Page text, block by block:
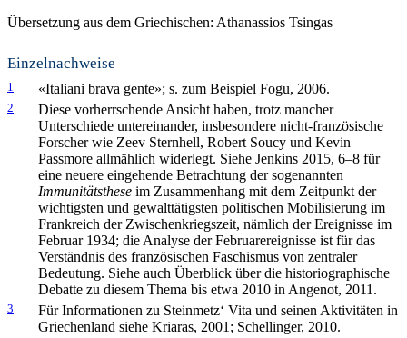
Übersetzung aus dem Griechischen: Athanassios Tsingas
Einzelnachweise
1 «Italiani brava gente»; s. zum Beispiel Fogu, 2006.
2
Diese vorherrschende Ansicht haben, trotz mancher
Unterschiede untereinander, insbesondere nicht-französische
Forscher wie Zeev Sternhell, Robert Soucy und Kevin
Passmore allmählich widerlegt. Siehe Jenkins 2015, 6–8 für
eine neuere eingehende Betrachtung der sogenannten
Immunitätsthese im Zusammenhang mit dem Zeitpunkt der
wichtigsten und gewalttätigsten politischen Mobilisierung im
Frankreich der Zwischenkriegszeit, nämlich der Ereignisse im
Februar 1934; die Analyse der Februarereignisse ist für das
Verständnis des französischen Faschismus von zentraler
Bedeutung. Siehe auch Überblick über die historiographische
Debatte zu diesem Thema bis etwa 2010 in Angenot, 2011.
3
Für Informationen zu Steinmetz‘ Vita und seinen Aktivitäten in
Griechenland siehe Kriaras, 2001; Schellinger, 2010.